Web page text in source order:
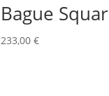
Bague
233,00€